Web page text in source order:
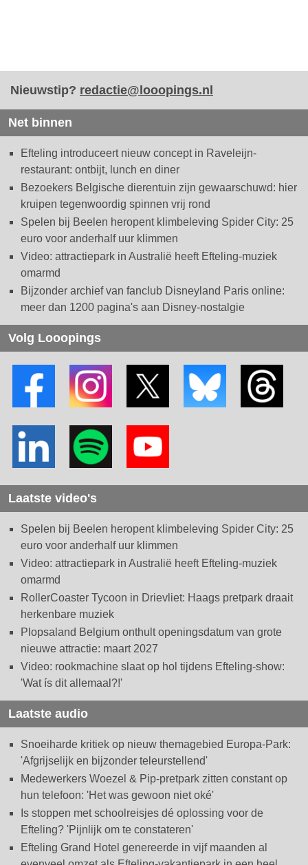
Nieuwstip? redactie@looopings.nl
Net binnen
Efteling introduceert nieuw concept in Raveleijn-
restaurant: ontbijt, lunch en diner
Bezoekers Belgische dierentuin zijn gewaarschuwd: hier
kruipen tegenwoordig spinnen vrij rond
Spelen bij Beelen heropent klimbeleving Spider City: 25
euro voor anderhalf uur klimmen
Video: attractiepark in Australië heeft Efteling-muziek
omarmd
Bijzonder archief van fanclub Disneyland Paris online:
meer dan 1200 pagina's aan Disney-nostalgie
Volg Looopings
Laatste video's
Spelen bij Beelen heropent klimbeleving Spider City: 25
euro voor anderhalf uur klimmen
Video: attractiepark in Australië heeft Efteling-muziek
omarmd
RollerCoaster Tycoon in Drievliet: Haags pretpark draait
herkenbare muziek
Plopsaland Belgium onthult openingsdatum van grote
nieuwe attractie: maart 2027
Video: rookmachine slaat op hol tijdens Efteling-show:
'Wat ís dit allemaal?!'
Laatste audio
Snoeiharde kritiek op nieuw themagebied Europa-Park:
'Afgrijselijk en bijzonder teleurstellend'
Medewerkers Woezel & Pip-pretpark zitten constant op
hun telefoon: 'Het was gewoon niet oké'
Is stoppen met schoolreisjes dé oplossing voor de
Efteling? 'Pijnlijk om te constateren'
Efteling Grand Hotel genereerde in vijf maanden al